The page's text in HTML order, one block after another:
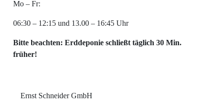
Mo – Fr:
06:30 – 12:15 und 13.00 – 16:45 Uhr
Bitte beachten: Erddeponie schließt täglich 30 Min.
früher!
Ernst Schneider GmbH